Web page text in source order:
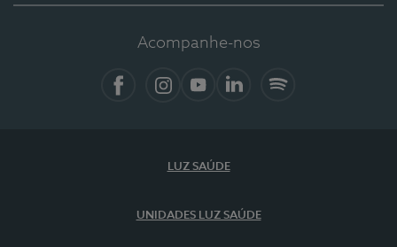
Acompanhe-nos
LUZ SAÚDE
UNIDADES LUZ SAÚDE